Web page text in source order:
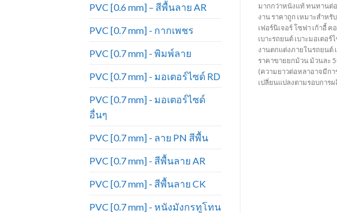
PVC [0.6 mm] – สีพื้นลาย AR
PVC [0.7 mm] - กากเพชร
PVC [0.7 mm] - พิมพ์ลาย
PVC [0.7 mm] - มอเตอร์ไซด์ RD
PVC [0.7 mm] - มอเตอร์ไซด์
อื่นๆ
PVC [0.7 mm] - ลาย PN สีพื้น
PVC [0.7 mm] - สีพื้นลาย AR
PVC [0.7 mm] - สีพื้นลาย CK
PVC [0.7 mm] - หนังมังกรทูโทน
มากกว่าหนังแท้ ทนทานต่
งาน ราคาถูก เหมาะสำหรั
เฟอร์นิเจอร์ โซฟา เก้าอี้ ค
เบาะรถยนต์ เบาะมอเตอร์
งานตกแต่งภายในรถยนต์
ราคาขายยกม้วน ม้วนละ
(ความยาวต่อหลาอาจมีกา
เปลี่ยนแปลงตามรอบการผ
หลายมากกว่าหนังแท้ ทนทานต่อการ
เฟอร์นิเจอร์ โซฟา เก้าอี้ บุหัวเตียง
และงานตกแต่งภายใน เป็นต้น (
ราคาขายยกม้วน ม้วนละ 50 หลา)
เปลี่ยนแปลงตามรอบการผลิต)
มากกว่าหนังแท้ ทนทานต่อการใช้
เฟอร์นิเจอร์ โซฟา เก้าอี้ บุหัวเตียง
อร์ไซด์และงานตกแต่งภายในรถยนต์
เป็นต้น ( ราคาขายยกม้วน ม้วนละ 50
หลา)(ความยาวต่อหลาอาจมีการ
เปลี่ยนแปลงตามรอบการผลิต)